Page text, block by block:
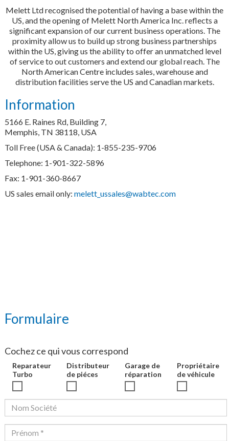
Melett Ltd recognised the potential of having a base within the
US, and the opening of Melett North America Inc. reflects a
significant expansion of our current business operations. The
proximity allow us to build up strong business partnerships
within the US, giving us the ability to offer an unmatched level
of service to out customers and extend our global reach. The
North American Centre includes sales, warehouse and
distribution facilities serve the US and Canadian markets.
Information
5166 E. Raines Rd, Building 7,
Memphis, TN 38118, USA
Toll Free (USA & Canada): 1-855-235-9706
Telephone: 1-901-322-5896
Fax: 1-901-360-8667
US sales email only: melett_ussales@wabtec.com
Formulaire
Cochez ce qui vous correspond
Reparateur
Turbo
Distributeur
de piéces
Garage de
réparation
Propriétaire
de véhicule